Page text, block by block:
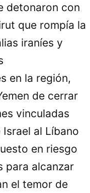
detonaron con
que rompía la
iraníes y
en la región,
de cerrar
vinculadas
al Líbano
en riesgo
para alcanzar
el temor de